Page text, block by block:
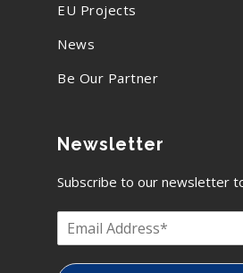
EU Projects
News
Be Our Partner
Newsletter
Subscribe to our newsletter